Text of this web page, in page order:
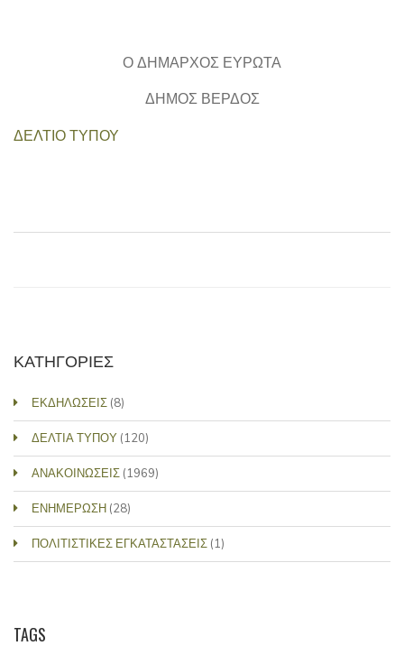
Ο ΔΗΜΑΡΧΟΣ ΕΥΡΩΤΑ
ΔΗΜΟΣ ΒΕΡΔΟΣ
ΔΕΛΤΙΟ ΤΥΠΟΥ
ΚΑΤΗΓΟΡΙΕΣ
ΕΚΔΗΛΩΣΕΙΣ (8)
ΔΕΛΤΙΑ ΤΥΠΟΥ (120)
ΑΝΑΚΟΙΝΩΣΕΙΣ (1969)
ΕΝΗΜΕΡΩΣΗ (28)
ΠΟΛΙΤΙΣΤΙΚΕΣ ΕΓΚΑΤΑΣΤΑΣΕΙΣ (1)
TAGS